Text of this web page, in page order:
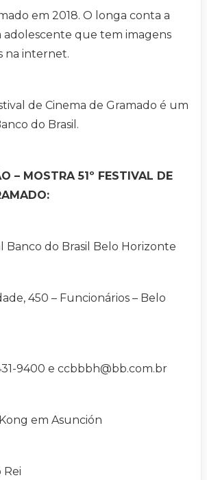
em 2018. O longa conta a
adolescente que tem imagens
na internet.
de Cinema de Gramado é um
do Brasil.
– MOSTRA 51º FESTIVAL DE
do Brasil Belo Horizonte
450 – Funcionários – Belo
9400 e ccbbbh@bb.com.br
em Asunción
Rei